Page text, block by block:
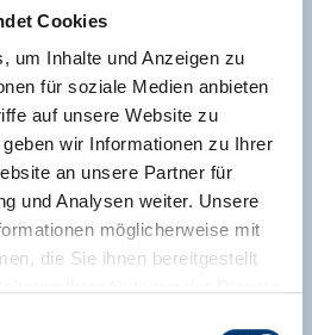
Cookies
um Inhalte und Anzeigen zu
für soziale Medien anbieten
auf unsere Website zu
wir Informationen zu Ihrer
an unsere Partner für
und Analysen weiter. Unsere
möglicherweise mit
die Sie ihnen bereitgestellt